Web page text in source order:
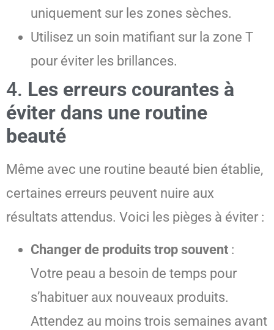
uniquement sur les zones sèches.
Utilisez un soin matifiant sur la zone T
pour éviter les brillances.
4. Les erreurs courantes à
éviter dans une routine
beauté
Même avec une routine beauté bien établie,
certaines erreurs peuvent nuire aux
résultats attendus. Voici les pièges à éviter :
Changer de produits trop souvent :
Votre peau a besoin de temps pour
s’habituer aux nouveaux produits.
Attendez au moins trois semaines avant